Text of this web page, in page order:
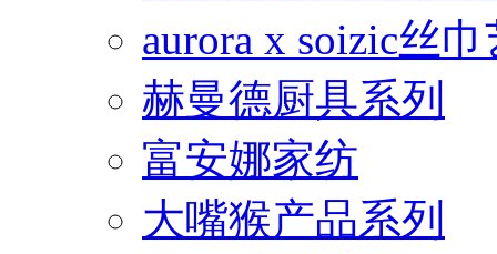
aurora x soizic丝
赫曼德厨具系列
富安娜家纺
大嘴猴产品系列